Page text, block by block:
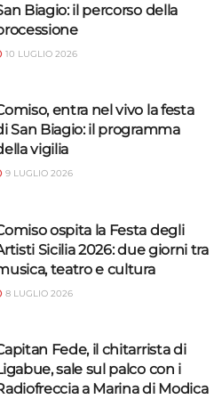
Biagio: il percorso della
10 LUGLIO 2026
entra nel vivo la festa
San Biagio: il programma
vigilia
9 LUGLIO 2026
ospita la Festa degli
Sicilia 2026: due giorni tra
teatro e cultura
8 LUGLIO 2026
Fede, il chitarrista di
sale sul palco con i
a Marina di Modica